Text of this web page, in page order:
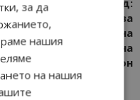
Central Park подарява
билети за мач на
Ливърпул на
легендарния стадион
за да
нашия
на нашия